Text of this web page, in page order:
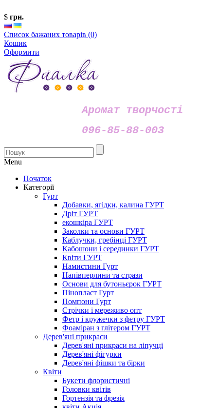
$ грн.
Список бажаних товарів (0)
Кошик
Оформити
Аромат творчості
096-85-88-003
Menu
Початок
Категорії
Гурт
Добавки, ягідки, калина ГУРТ
Дріт ГУРТ
екошкіра ГУРТ
Заколки та основи ГУРТ
Каблучки, гребінці ГУРТ
Кабошони і серединки ГУРТ
Квіти ГУРТ
Намистини Гурт
Напівперлини та стрази
Основи для бутоньєрок ГУРТ
Пінопласт Гурт
Помпони Гурт
Стрічки і мереживо опт
Фетр і кружечки з фетру ГУРТ
Фоаміран з глітером ГУРТ
Дерев'яні прикраси
Дерев'яні прикраси на ліпучці
Дерев'яні фігурки
Дерев'яні фішки та бірки
Квіти
Букети флористичні
Головки квітів
Гортензія та фрезія